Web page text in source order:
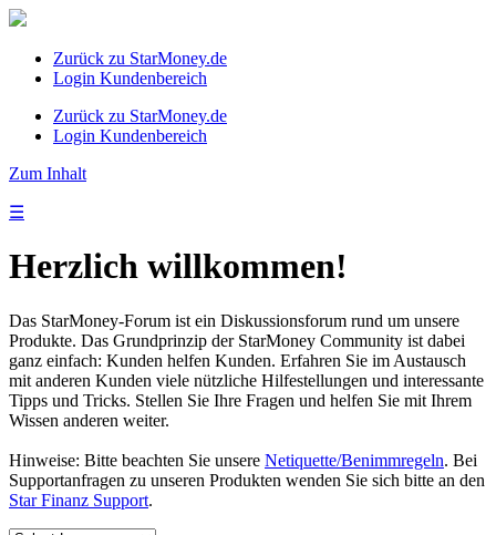
Zurück zu StarMoney.de
Login Kundenbereich
Zurück zu StarMoney.de
Login Kundenbereich
Zum Inhalt
☰
Herzlich willkommen!
Das StarMoney-Forum ist ein Diskussionsforum rund um unsere
Produkte. Das Grundprinzip der StarMoney Community ist dabei
ganz einfach: Kunden helfen Kunden. Erfahren Sie im Austausch
mit anderen Kunden viele nützliche Hilfestellungen und interessante
Tipps und Tricks. Stellen Sie Ihre Fragen und helfen Sie mit Ihrem
Wissen anderen weiter.
Hinweise: Bitte beachten Sie unsere Netiquette/Benimmregeln. Bei
Supportanfragen zu unseren Produkten wenden Sie sich bitte an den
Star Finanz Support.